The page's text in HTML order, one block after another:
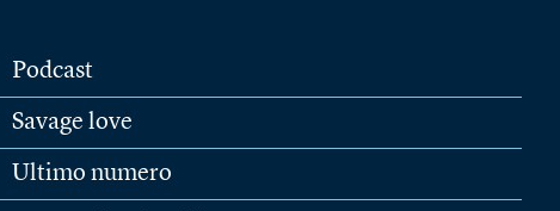
Podcast
Savage love
Ultimo numero